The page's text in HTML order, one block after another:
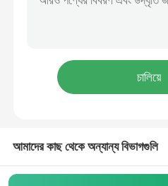
আমাদের কাছ থেকে অন্যান্য বিভাগগুলি